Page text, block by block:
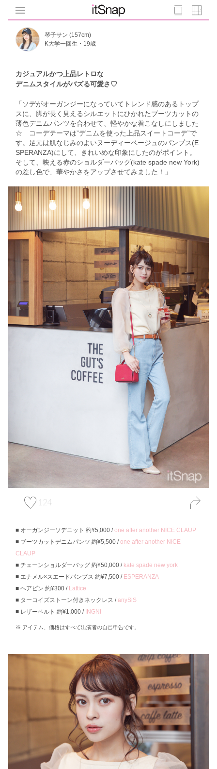
琴子サン (157cm)
K大学一回生・19歳
カジュアルかつ上品レトロな
デニムスタイルがバズる可愛さ♡
「ソデがオーガンジーになっていてトレンド感のあるトップ
スに、脚が長く見えるシルエットにひかれたブーツカットの
薄色デニムパンツを合わせて、軽やかな着こなしにしました
☆ コーデテーマは”デニムを使った上品スイートコーデ”で
す。足元は肌なじみのよいヌーディーベージュのパンプス(E
SPERANZA)にして、きれいめな印象にしたのがポイント。
そして、映える赤のショルダーバッグ(kate spade new York)
の差し色で、華やかさをアップさせてみました！」
124
オーガンジーソデニット 約¥5,000 /one after another NICE CLAUP
ブーツカットデニムパンツ 約¥5,500 /one after another NICE
CLAUP
チェーンショルダーバッグ 約¥50,000 / kate spade new york
エナメル×スエードパンプス 約¥7,500 / ESPERANZA
ヘアピン 約¥300 / Lattice
ターコイズストーン付きネックレス /anySiS
レザーベルト 約¥1,000 / INGNI
アイテム、価格はすべて出演者の自己申告です。